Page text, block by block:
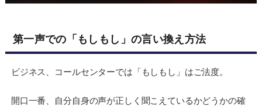
第一声での「もしもし」の言い換え方法
ビジネス、コールセンターでは「もしもし」はご法度。
開口一番、自分自身の声が正しく聞こえているかどうかの確